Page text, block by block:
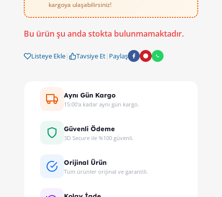
kargoya ulaşabilirsiniz!
Bu ürün şu anda stokta bulunmamaktadır.
Listeye Ekle| Tavsiye Et| Paylaş
Aynı Gün Kargo
15:00'a kadar aynı gün kargo.
Güvenli Ödeme
3D Secure ile %100 güvenli.
Orijinal Ürün
Tüm ürünler orijinal ve garantili.